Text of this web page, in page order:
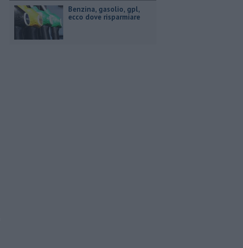
​Benzina, gasolio, gpl,
ecco dove risparmiare